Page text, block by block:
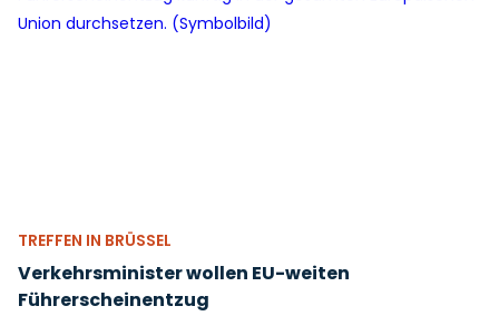
TREFFEN IN BRÜSSEL
Verkehrsminister wollen EU-weiten
Führerscheinentzug